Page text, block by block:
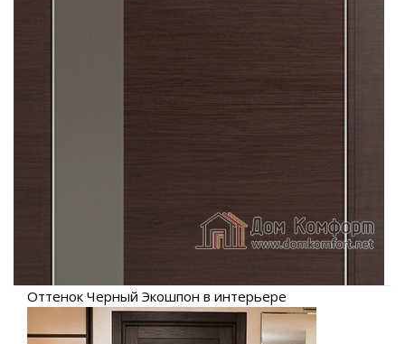
Оттенок Черный Экошпон в интерьере